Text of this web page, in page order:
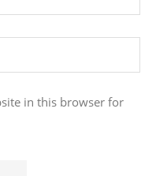
in this browser for